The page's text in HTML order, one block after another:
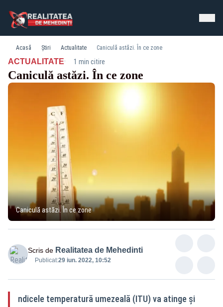
Acasă Știri Actualitate Caniculă astăzi. În ce zone
ACTUALITATE· 1 min citire
Caniculă astăzi. În ce zone
Caniculă astăzi. În ce zone
Scris de Realitatea de Mehedinti
Publicat:29 iun. 2022, 10:52
ndicele temperatură umezeală (ITU) va atinge și